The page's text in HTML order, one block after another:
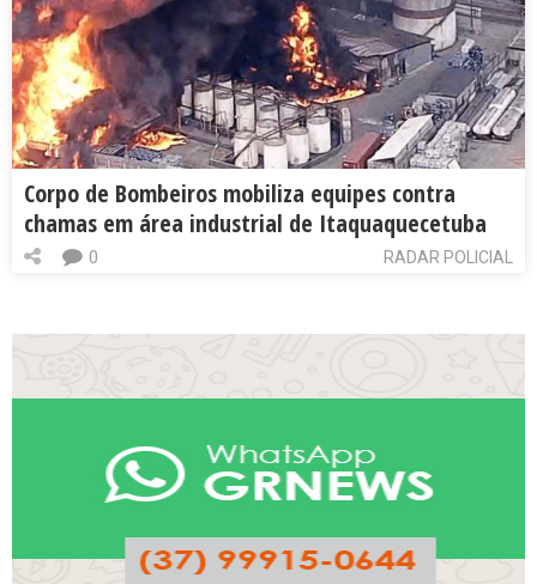
Corpo de Bombeiros mobiliza equipes contra
chamas em área industrial de Itaquaquecetuba
RADAR POLICIAL
0